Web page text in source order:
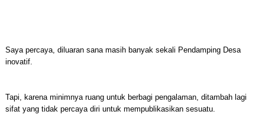
Saya percaya, diluaran sana masih banyak sekali Pendamping Desa
inovatif.
Tapi, karena minimnya ruang untuk berbagi pengalaman, ditambah lagi
sifat yang tidak percaya diri untuk mempublikasikan sesuatu.